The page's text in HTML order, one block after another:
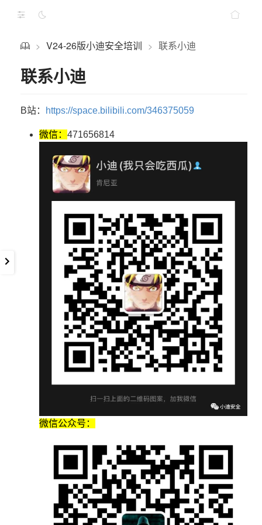
> V24-26版小迪安全培训 > 联系小迪
联系小迪
B站： https://space.bilibili.com/346375059
微信： 471656814
微信公众号：